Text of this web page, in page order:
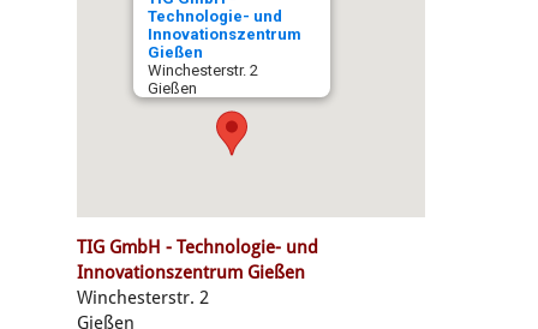
Technologie- und
Innovationszentrum
Gießen
Winchesterstr. 2
Gießen
TIG GmbH - Technologie- und
Innovationszentrum Gießen
Winchesterstr. 2
Gießen